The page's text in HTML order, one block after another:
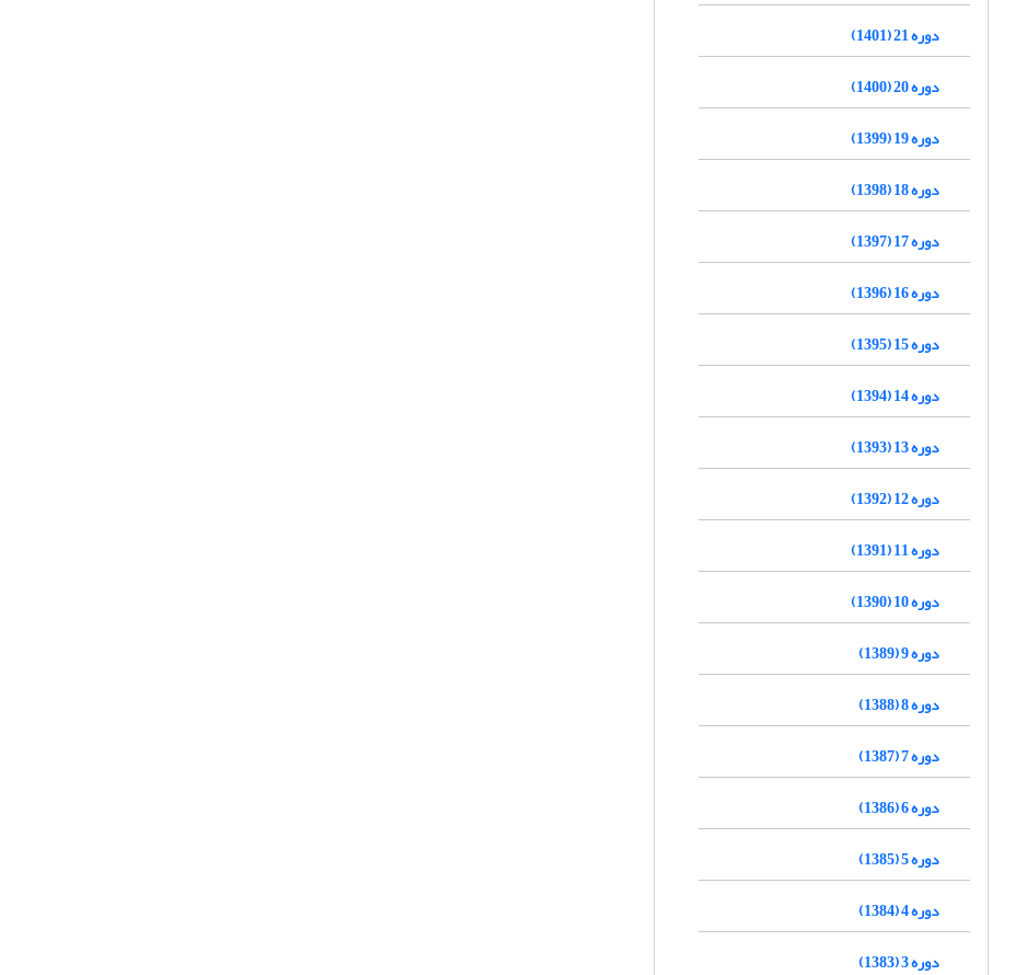
دوره 21 (1401)
دوره 20 (1400)
دوره 19 (1399)
دوره 18 (1398)
دوره 17 (1397)
دوره 16 (1396)
دوره 15 (1395)
دوره 14 (1394)
دوره 13 (1393)
دوره 12 (1392)
دوره 11 (1391)
دوره 10 (1390)
دوره 9 (1389)
دوره 8 (1388)
دوره 7 (1387)
دوره 6 (1386)
دوره 5 (1385)
دوره 4 (1384)
دوره 3 (1383)